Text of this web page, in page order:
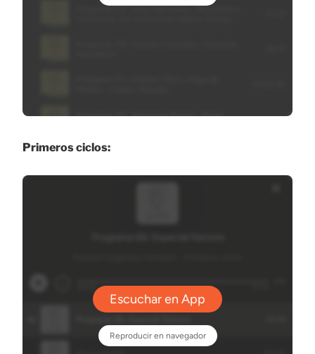
Primeros ciclos: